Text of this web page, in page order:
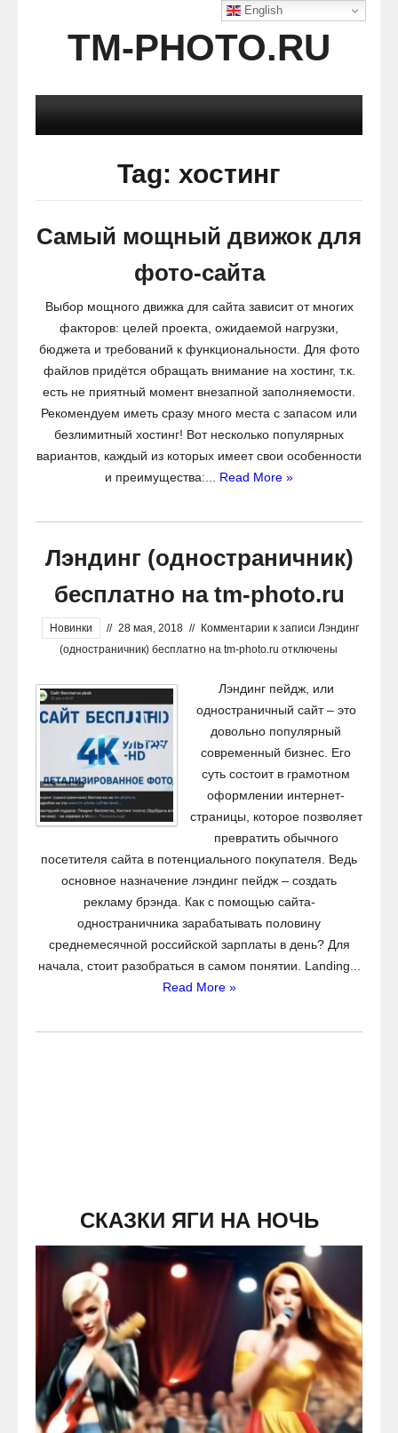
TM-PHOTO.RU
Tag: хостинг
Самый мощный движок для
фото-сайта
Выбор мощного движка для сайта зависит от многих
факторов: целей проекта, ожидаемой нагрузки,
бюджета и требований к функциональности. Для фото
файлов придётся обращать внимание на хостинг, т.к.
есть не приятный момент внезапной заполняемости.
Рекомендуем иметь сразу много места с запасом или
безлимитный хостинг! Вот несколько популярных
вариантов, каждый из которых имеет свои особенности
и преимущества:... Read More »
Лэндинг (одностраничник)
бесплатно на tm-photo.ru
Новинки // 28 мая, 2018 // Комментарии к записи Лэндинг
(одностраничник) бесплатно на tm-photo.ru отключены
Лэндинг пейдж, или
одностраничный сайт – это
довольно популярный
современный бизнес. Его
суть состоит в грамотном
оформлении интернет-
страницы, которое позволяет
превратить обычного
посетителя сайта в потенциального покупателя. Ведь
основное назначение лэндинг пейдж – создать
рекламу брэнда. Как с помощью сайта-
одностраничника зарабатывать половину
среднемесячной российской зарплаты в день? Для
начала, стоит разобраться в самом понятии. Landing...
Read More »
СКАЗКИ ЯГИ НА НОЧЬ
English